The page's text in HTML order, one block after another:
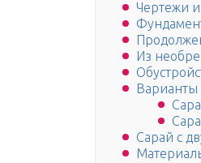
Чертежи
Из
Варианты
Сарай с